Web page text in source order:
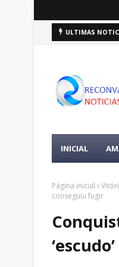
ULTIMAS
DESTAQUES
INICIAL
Página inicial
conseguiu fugir